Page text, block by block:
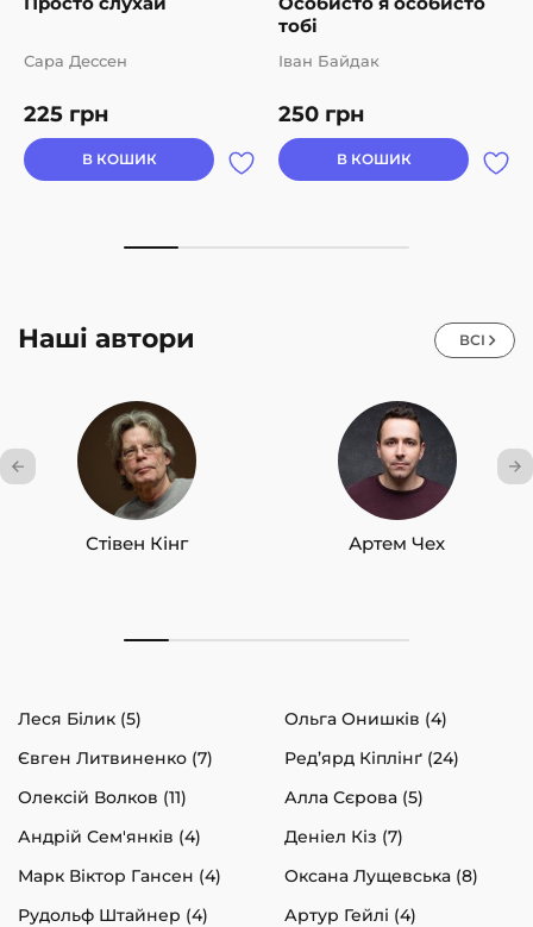
225 грн
Сара Дессен
В КОШИК
тобі
250 грн
Іван Байдак
В КОШИК
Наші автори ВСІ
Стівен Кінг Артем Чех
Леся Білик (5)
Ольга Онишків (4)
Євген Литвиненко (7)
Ред’ярд Кіплінґ (24)
Олексій Волков (11)
Алла Сєрова (5)
Андрій Сем'янків (4)
Деніел Кіз (7)
Марк Віктор Гансен (4)
Оксана Лущевська (8)
Рудольф Штайнер (4)
Артур Гейлі (4)